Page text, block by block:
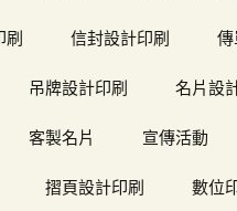
刷 信封設計印刷
吊牌設計印刷 名片設
客製名片 宣傳活動
摺頁設計印刷 數位